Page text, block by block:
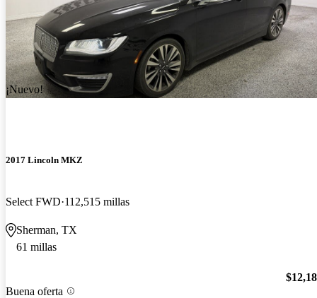
¡Nuevo!
2017 Lincoln MKZ
Select FWD 112,515 millas
Sherman, TX
61 millas
Buena oferta